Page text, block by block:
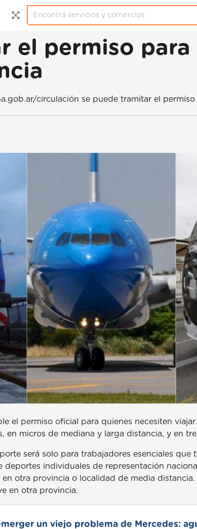
el permiso
circulación se puede tramitar el
el permiso oficial para quienes necesiten
en micros de mediana y larga distancia, y en
será solo para trabajadores esenciales
deportes individuales de representación
otra provincia o localidad de media
en otra provincia.
un viejo problema de Mercedes: